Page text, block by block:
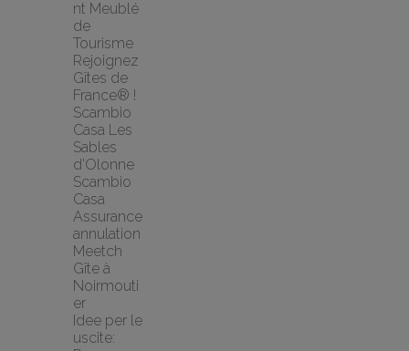
nt Meublé
de
Tourisme
Rejoignez
Gîtes de
France® !
Scambio
Casa Les
Sables
d'Olonne
Scambio
Casa
Assurance
annulation
Meetch
Gîte à
Noirmouti
er
Idee per le
uscite: